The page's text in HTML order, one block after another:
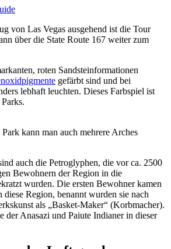
von Las Vegas ausgehend ist die Tour
über die State Route 167 weiter zum
roten Sandsteinformationen
gefärbt sind und bei
lebhaft leuchten. Dieses Farbspiel ist
kann man auch mehrere Arches
auch die Petroglyphen, die vor ca. 2500
Bewohnern der Region in die
wurden. Die ersten Bewohner kamen
diese Region, benannt wurden sie nach
als „Basket-Maker“ (Korbmacher).
der Anasazi und Paiute Indianer in dieser